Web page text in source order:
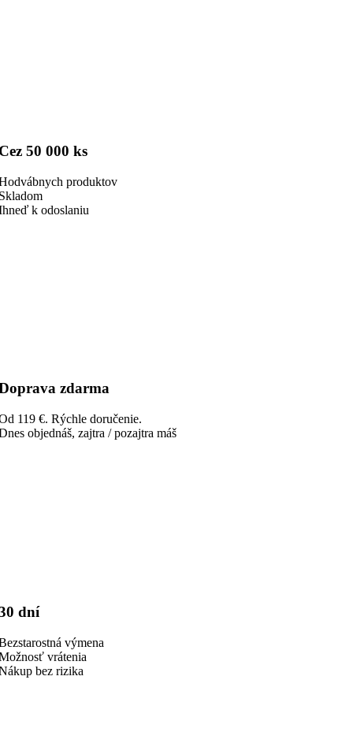
50 000 ks
produktov
k odoslaniu
zdarma
119 €. Rýchle doručenie.
objednáš, zajtra / pozajtra máš
dní
výmena
vrátenia
bez rizika